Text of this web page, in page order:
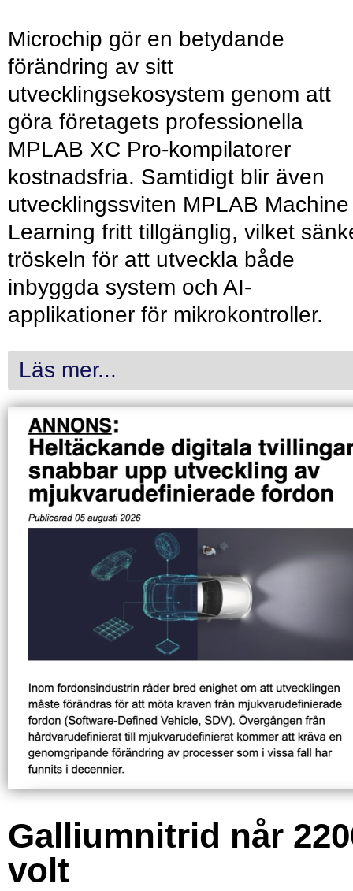
Microchip gör en betydande
förändring av sitt
utvecklingsekosystem genom att
göra företagets professionella
MPLAB XC Pro-kompilatorer
kostnadsfria. Samtidigt blir även
utvecklingssviten MPLAB Machine
Learning fritt tillgänglig, vilket
tröskeln för att utveckla både
inbyggda system och AI-
applikationer för mikrokontroller.
Läs mer...
Galliumnitrid når
volt